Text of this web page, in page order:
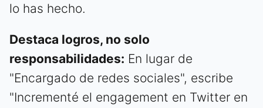
lo has hecho.
Destaca logros, no solo
responsabilidades: En lugar de
"Encargado de redes sociales", escribe
"Incrementé el engagement en Twitter en